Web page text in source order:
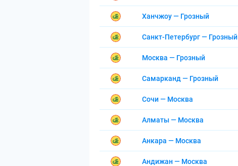
Ханчжоу — Грозный
Санкт-Петербург — Грозный
Москва — Грозный
Самарканд — Грозный
Сочи — Москва
Алматы — Москва
Анкара — Москва
Андижан — Москва